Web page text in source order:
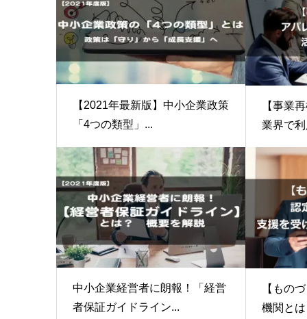
【2021年最新版】中小企業政策
「4つの類型」...
【事業
業界で
中小企業経営者に朗報！「経営
者保証ガイドライン...
【もの
機関と